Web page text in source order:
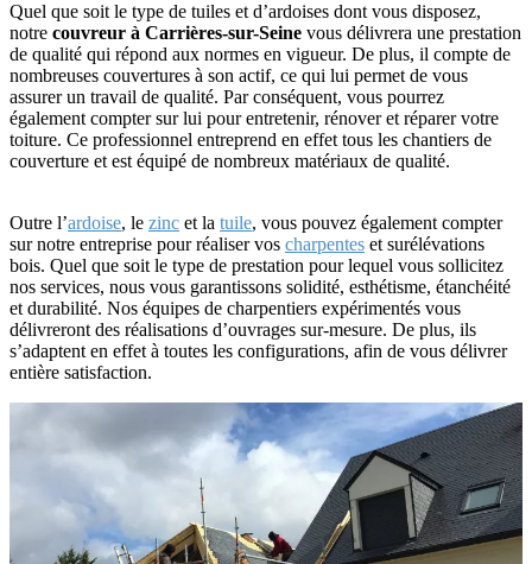
Quel que soit le type de tuiles et d’ardoises dont vous disposez,
notre couvreur à Carrières-sur-Seine vous délivrera une prestation
de qualité qui répond aux normes en vigueur. De plus, il compte de
nombreuses couvertures à son actif, ce qui lui permet de vous
assurer un travail de qualité. Par conséquent, vous pourrez
également compter sur lui pour entretenir, rénover et réparer votre
toiture. Ce professionnel entreprend en effet tous les chantiers de
couverture et est équipé de nombreux matériaux de qualité.
Outre l’ardoise, le zinc et la tuile, vous pouvez également compter
sur notre entreprise pour réaliser vos charpentes et surélévations
bois. Quel que soit le type de prestation pour lequel vous sollicitez
nos services, nous vous garantissons solidité, esthétisme, étanchéité
et durabilité. Nos équipes de charpentiers expérimentés vous
délivreront des réalisations d’ouvrages sur-mesure. De plus, ils
s’adaptent en effet à toutes les configurations, afin de vous délivrer
entière satisfaction.